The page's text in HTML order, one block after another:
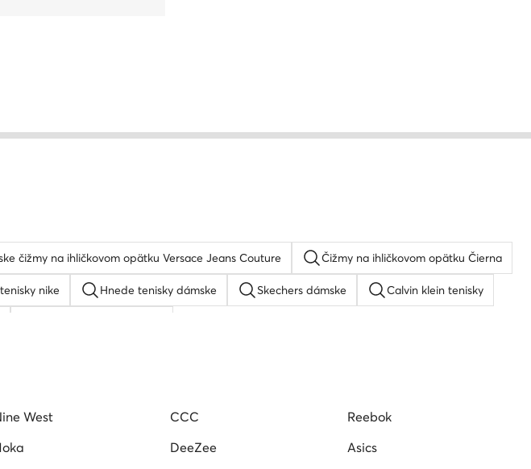
čižmy na ihličkovom opätku Versace Jeans Couture Čižmy na ihličkovom opätku Čierna
nike Hnede tenisky dámske Skechers dámske Calvin klein tenisky
Dámske tenisky Beverly Hills Polo Club Converse tenisky dámske
West CCC
Reebok
DeeZee
Asics